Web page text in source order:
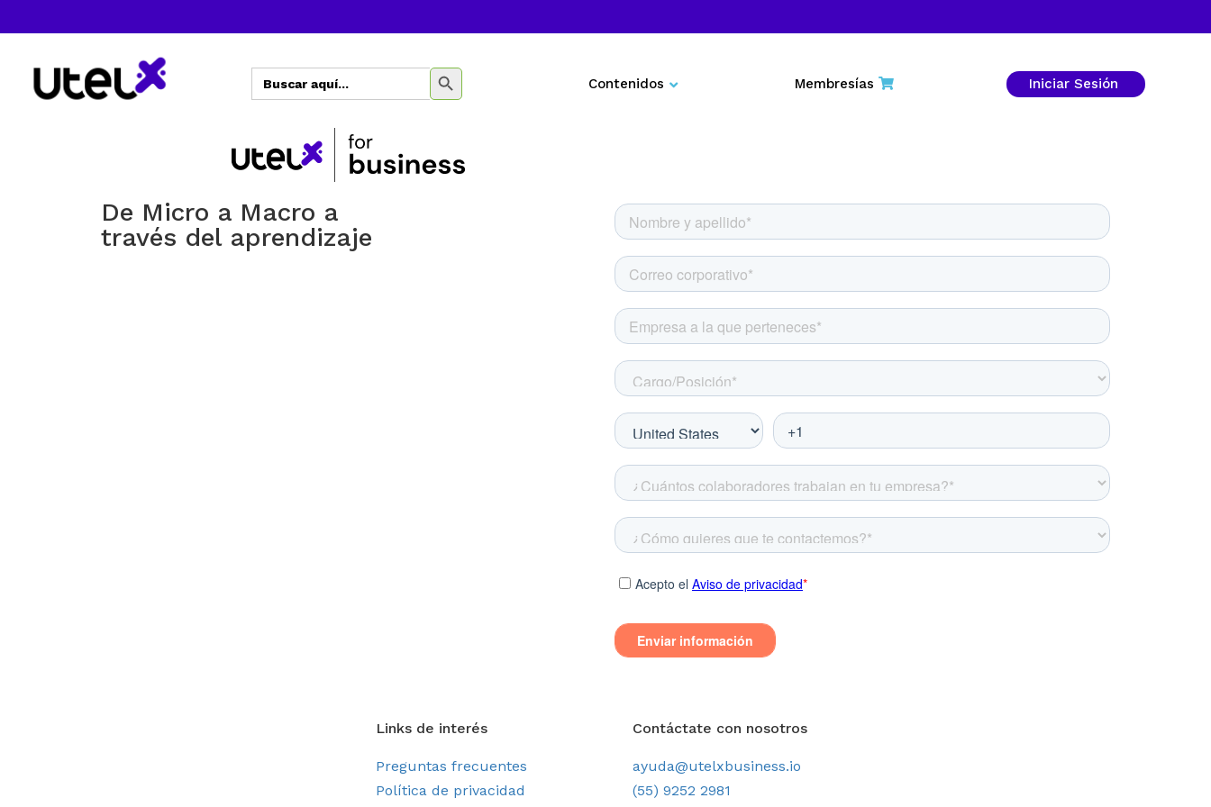
Buscar: BOTÓN DE BÚSQUEDA
Contenidos
Marketing
Membresías Iniciar Sesión
De Micro a Macro a
través del aprendizaje
Links de interés
Preguntas frecuentes
Política de privacidad
Contáctate con nosotros
ayuda@utelxbusiness.io
(55) 9252 2981